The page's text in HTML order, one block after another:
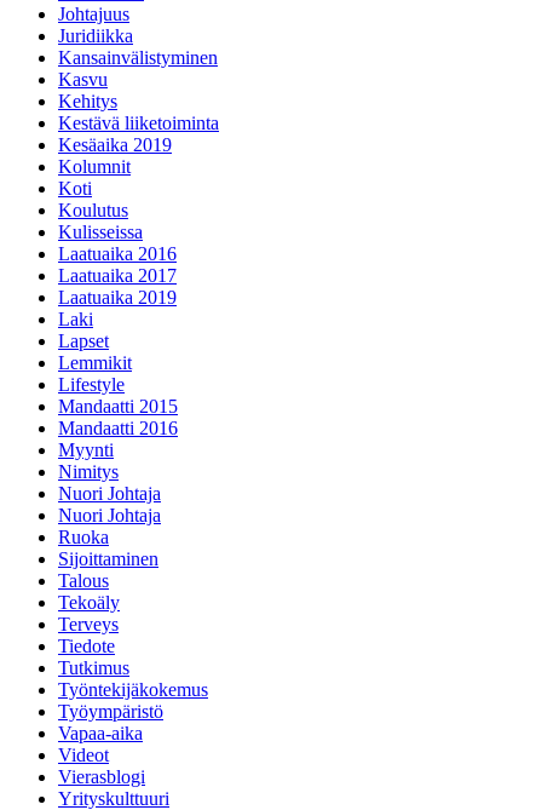
Johtajuus
Juridiikka
Kansainvälistyminen
Kasvu
Kehitys
Kestävä liiketoiminta
Kesäaika 2019
Kolumnit
Koti
Koulutus
Kulisseissa
Laatuaika 2016
Laatuaika 2017
Laatuaika 2019
Laki
Lapset
Lemmikit
Lifestyle
Mandaatti 2015
Mandaatti 2016
Myynti
Nimitys
Nuori Johtaja
Nuori Johtaja
Ruoka
Sijoittaminen
Talous
Tekoäly
Terveys
Tiedote
Tutkimus
Työntekijäkokemus
Työympäristö
Vapaa-aika
Videot
Vierasblogi
Yrityskulttuuri